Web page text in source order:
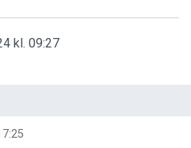
kl. 09:27